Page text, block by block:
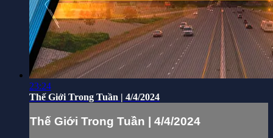
23:24
Thế Giới Trong Tuần | 4/4/2024
Thế Giới Trong Tuần | 4/4/2024